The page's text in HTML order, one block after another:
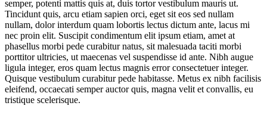
semper, potenti mattis quis at, duis tortor vestibulum mauris ut.
Tincidunt quis, arcu etiam sapien orci, eget sit eos sed nullam
nullam, dolor interdum quam lobortis lectus dictum ante, lacus mi
nec proin elit. Suscipit condimentum elit ipsum etiam, amet at
phasellus morbi pede curabitur natus, sit malesuada taciti morbi
porttitor ultricies, ut maecenas vel suspendisse id ante. Nibh augue
ligula integer, eros quam lectus magnis error consectetuer integer.
Quisque vestibulum curabitur pede habitasse. Metus ex nibh facilisis
eleifend, occaecati semper auctor quis, magna velit et convallis, eu
tristique scelerisque.